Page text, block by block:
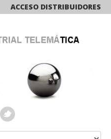
ACCESO DISTRIBUIDORES